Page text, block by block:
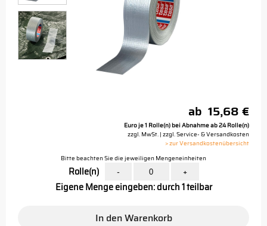
ab 15,68 €
Euro je 1 Rolle(n) bei Abnahme ab 24 Rolle(n)
zzgl. MwSt. | zzgl. Service- & Versandkosten
> zur Versandkostenübersicht
Bitte beachten Sie die jeweiligen Mengeneinheiten
Rolle(n) - +
Eigene Menge eingeben: durch 1 teilbar
In den Warenkorb